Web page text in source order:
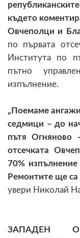
където
Овчеполци и
по първата
Института по
пътно
изпълнение.
„Поемаме
седмици – до
пътя
отсечката
70%
Ремонтите ще са
увери Николай
ЗАПАДЕН